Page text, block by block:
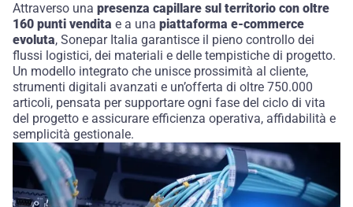
Attraverso una presenza capillare sul territorio con oltre
160 punti vendita e a una piattaforma e-commerce
evoluta, SoneparItalia garantisce il pieno controllo dei
flussi logistici, dei materiali e delle tempistiche di progetto.
Un modello integrato che unisce prossimità al cliente,
strumenti digitali avanzati e un’offerta di oltre 750.000
articoli, pensata per supportare ogni fase del ciclo di vita
del progetto e assicurare efficienza operativa, affidabilità e
semplicità gestionale.